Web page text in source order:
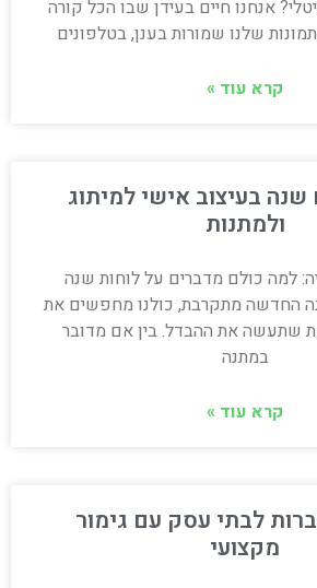
אנחנו חיים בעידן שבו הכל קורה
שלנו שמורות בענן, בטלפונים
קרא עוד »
בעיצוב אישי למיתוג
ולמתנות
למה כולם מדברים על לוחות שנה
החדשה מתקרבת, כולנו מחפשים את
שתעשה את ההבדל. בין אם מדובר
במתנה
קרא עוד »
לבתי עסק עם גימור
מקצועי